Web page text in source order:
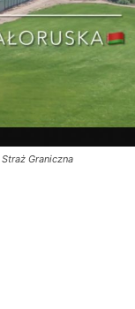
Graniczna